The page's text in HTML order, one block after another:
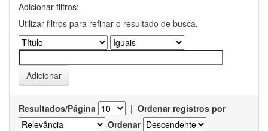
Adicionar filtros:
Utilizar filtros para refinar o resultado de busca.
Resultados/Página | Ordenar registros por
Ordenar